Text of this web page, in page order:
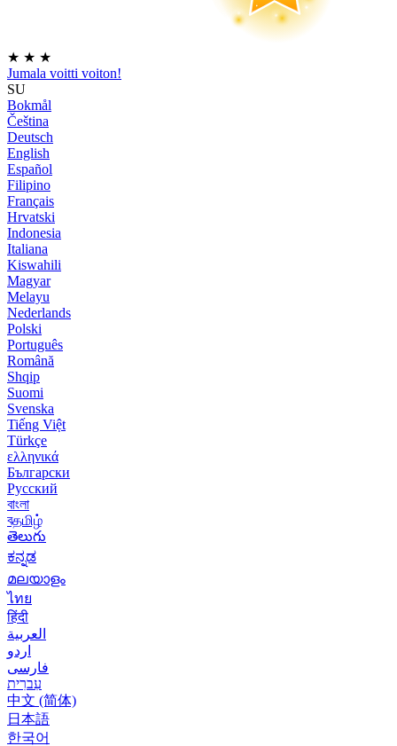
★ ★ ★
Jumala voitti voiton!
SU
Bokmål
Čeština
Deutsch
English
Español
Filipino
Français
Hrvatski
Indonesia
Italiana
Kiswahili
Magyar
Melayu
Nederlands
Polski
Português
Română
Shqip
Suomi
Svenska
Tiếng Việt
Türkçe
ελληνικά
Български
Русский
বাংলা
বதமிழ்
తెలుగు
ಕನ್ನಡ
മലയാളം
ไทย
हिंदी
العربية
اردو
فارسی
עִברִית
中文 (简体)
日本語
한국어